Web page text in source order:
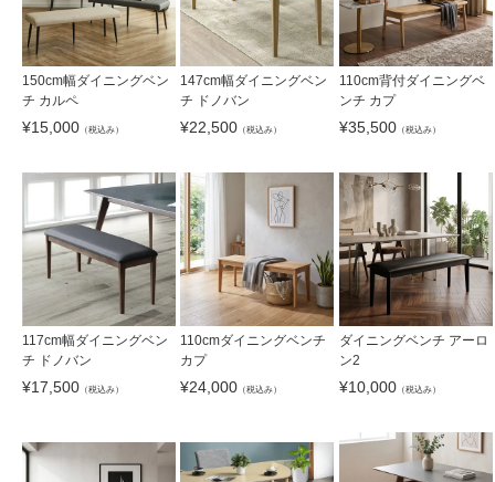
150cm幅ダイニングベン
チ カルペ
¥15,000 （税込み）
147cm幅ダイニングベン
チ ドノバン
¥22,500 （税込み）
110cm背付ダイニングベ
ンチ カプ
¥35,500（税込み）
117cm幅ダイニングベン
チ ドノバン
¥17,500 （税込み）
110cmダイニングベンチ
カプ
¥24,000 （税込み）
ダイニングベンチ アーロ
ン2
¥10,000（税込み）